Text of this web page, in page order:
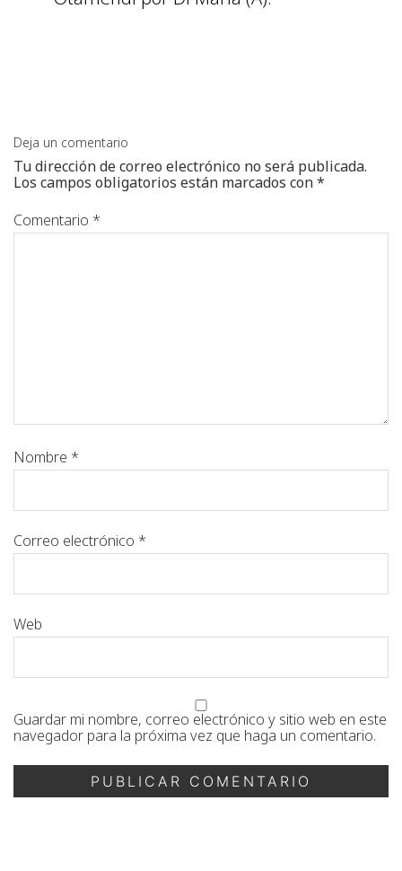
Deja un comentario
Tu dirección de correo electrónico no será publicada.
Los campos obligatorios están marcados con*
Comentario *
Nombre *
Correo electrónico *
Web
Guardar mi nombre, correo electrónico y sitio web en este
navegador para la próxima vez que haga un comentario.